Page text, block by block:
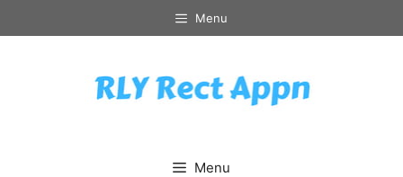
to
Menu
Menu